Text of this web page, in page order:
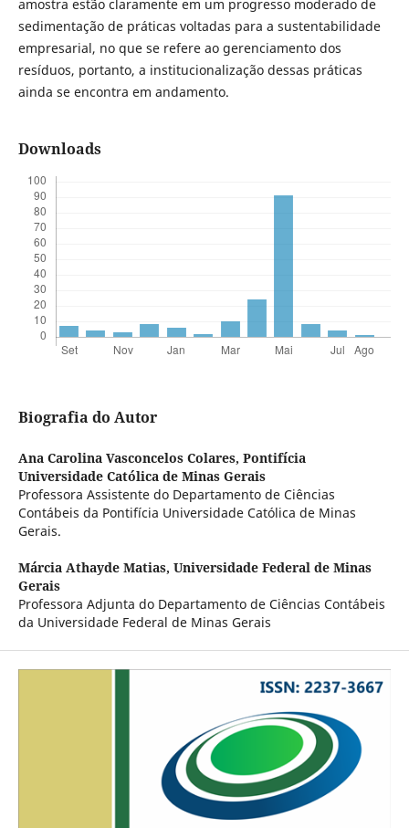
amostra estão claramente em um progresso moderado de
sedimentação de práticas voltadas para a sustentabilidade
empresarial, no que se refere ao gerenciamento dos
resíduos, portanto, a institucionalização dessas práticas
ainda se encontra em andamento.
Downloads
Biografia do Autor
Ana Carolina Vasconcelos Colares, Pontifícia
Universidade Católica de Minas Gerais
Professora Assistente do Departamento de Ciências
Contábeis da Pontifícia Universidade Católica de Minas
Gerais.
Márcia Athayde Matias, Universidade Federal de Minas
Gerais
Professora Adjunta do Departamento de Ciências Contábeis
da Universidade Federal de Minas Gerais